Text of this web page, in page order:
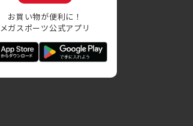
お買い物が便利に！
メガスポーツ公式アプリ